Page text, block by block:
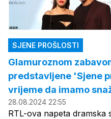
SJENE PROŠLOSTI
Glamuroznom
predstavljene 'Sjene
vrijeme da imamo
28.08.2024 22:55
RTL-ova napeta dramska